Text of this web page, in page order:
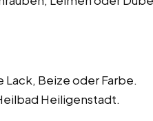
Beize oder Farbe.
Heiligenstadt.